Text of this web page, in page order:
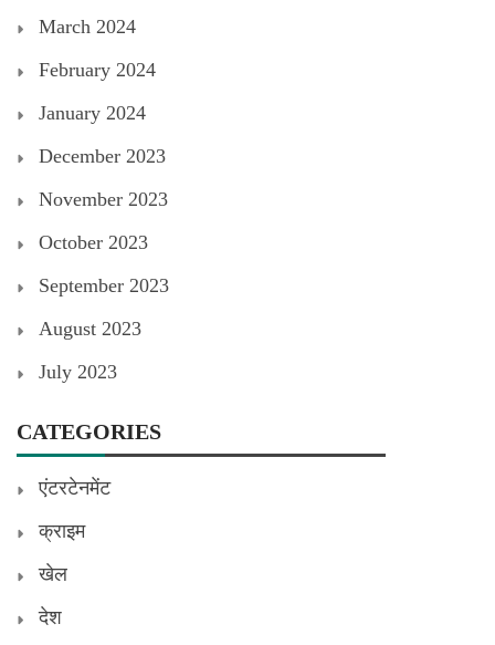
March 2024
February 2024
January 2024
December 2023
November 2023
October 2023
September 2023
August 2023
July 2023
CATEGORIES
एंटरटेनमेंट
क्राइम
खेल
देश